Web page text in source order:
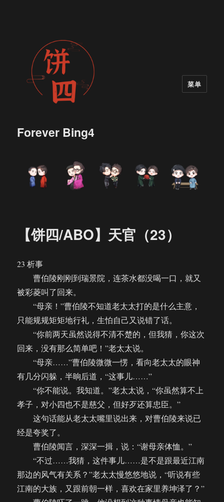
Forever Bing4
菜单
【饼四/ABO】天官（23）
23 析事
曹伯陵刚刚到瑞景院，连茶水都没喝一口，就又
被彩菱叫了回来。
“母亲！”曹伯陵不知道老太太打的是什么主意，
只能规规矩矩地行礼，生怕自己又说错了话。
“你前两天虽然说得不清不楚的，但我猜，你这次
回来，没有那么简单吧！”老太太说。
“母亲……”曹伯陵微微一愣，看向老太太的眼神
有几分闪躲，半晌后道，“这事儿……”
“你不能说。我知道。”老太太说，“你虽然算不上
孝子，对小四也不是慈父，但好歹还算忠臣。”
这句话能从老太太嘴里说出来，对曹伯陵来说已
经是夸奖了。
曹伯陵闻言，深深一揖，说：“谢母亲体恤。”
“不过……我猜，这件事儿……是不是跟最近江南
那边的风气有关系？”老太太慢悠悠地说，“听说有些
江南的大族，又跟前朝一样，喜欢在家里养坤泽了？”